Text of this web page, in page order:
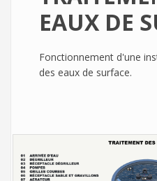
EAUX DE
Fonctionnement d'une
des eaux de surface.